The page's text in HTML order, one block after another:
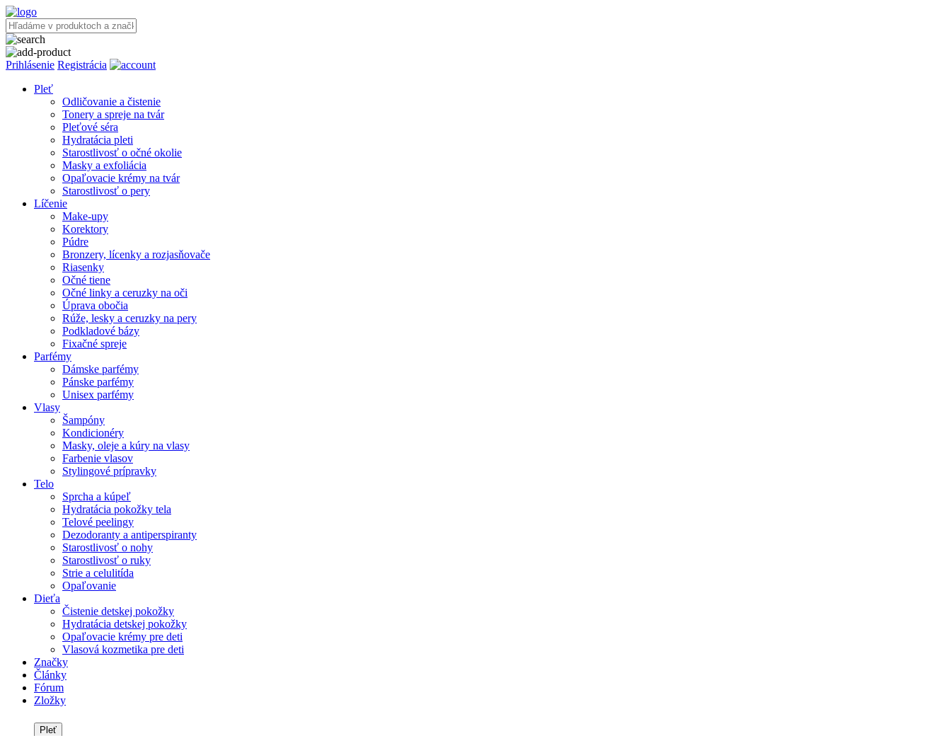
Prihlásenie Registrácia
Pleť
Odličovanie a čistenie
Tonery a spreje na tvár
Pleťové séra
Hydratácia pleti
Starostlivosť o očné okolie
Masky a exfoliácia
Opaľovacie krémy na tvár
Starostlivosť o pery
Líčenie
Make-upy
Korektory
Púdre
Bronzery, lícenky a rozjasňovače
Riasenky
Očné tiene
Očné linky a ceruzky na oči
Úprava obočia
Rúže, lesky a ceruzky na pery
Podkladové bázy
Fixačné spreje
Parfémy
Dámske parfémy
Pánske parfémy
Unisex parfémy
Vlasy
Šampóny
Kondicionéry
Masky, oleje a kúry na vlasy
Farbenie vlasov
Stylingové prípravky
Telo
Sprcha a kúpeľ
Hydratácia pokožky tela
Telové peelingy
Dezodoranty a antiperspiranty
Starostlivosť o nohy
Starostlivosť o ruky
Strie a celulitída
Opaľovanie
Dieťa
Čistenie detskej pokožky
Hydratácia detskej pokožky
Opaľovacie krémy pre deti
Vlasová kozmetika pre deti
Značky
Články
Fórum
Zložky
Pleť